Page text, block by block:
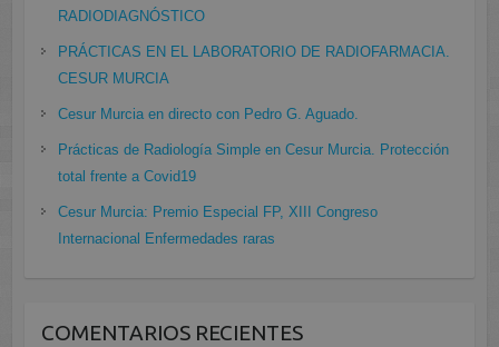
RADIODIAGNÓSTICO
PRÁCTICAS EN EL LABORATORIO DE RADIOFARMACIA.
CESUR MURCIA
Cesur Murcia en directo con Pedro G. Aguado.
Prácticas de Radiología Simple en Cesur Murcia. Protección
total frente a Covid19
Cesur Murcia: Premio Especial FP, XIII Congreso
Internacional Enfermedades raras
COMENTARIOS RECIENTES